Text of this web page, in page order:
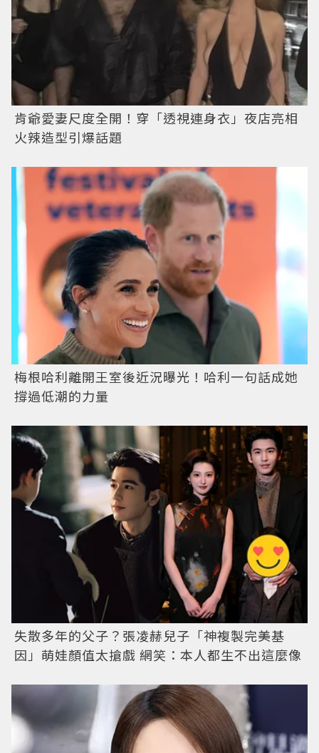
肯爺愛妻尺度全開！穿「透視連身衣」夜店亮相
火辣造型引爆話題
梅根哈利離開王室後近況曝光！哈利一句話成她
撐過低潮的力量
失散多年的父子？張凌赫兒子「神複製完美基
因」萌娃顏值太搶戲 網笑：本人都生不出這麼像